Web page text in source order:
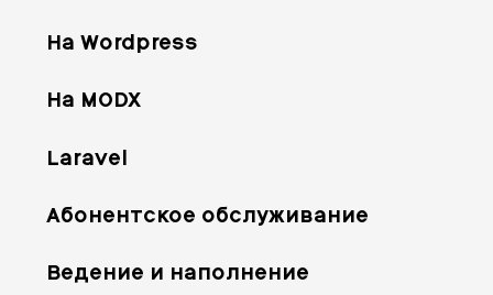
На Wordpress
На MODX
Laravel
Абонентское обслуживание
Ведение и наполнение